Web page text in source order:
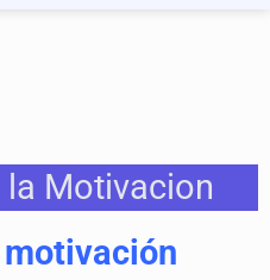
la Motivacion